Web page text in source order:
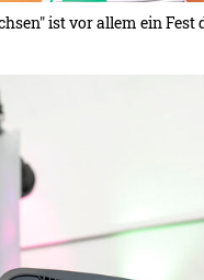
ist vor allem ein Fest